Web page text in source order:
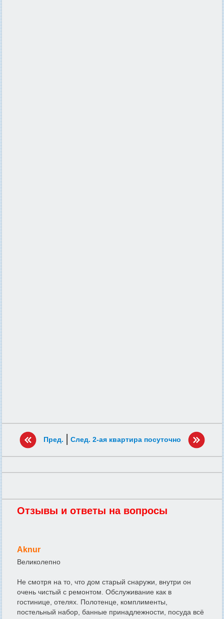
Пред. | След. 2-ая квартира посуточно
Отзывы и ответы на вопросы
Aknur
Великолепно
Не смотря на то, что дом старый снаружи, внутри он
очень чистый с ремонтом. Обслуживание как в
гостинице, отелях. Полотенце, комплименты,
постельный набор, банные принадлежности, посуда всё